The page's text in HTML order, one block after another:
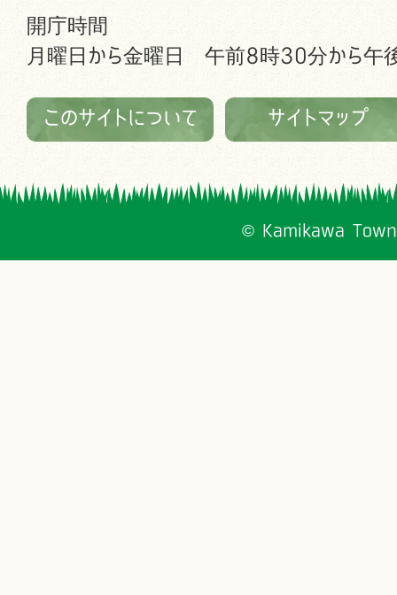
開庁時間
月曜日から金曜日 午前8時30分から午
このサイトについて サイトマップ
© Kamikawa Town